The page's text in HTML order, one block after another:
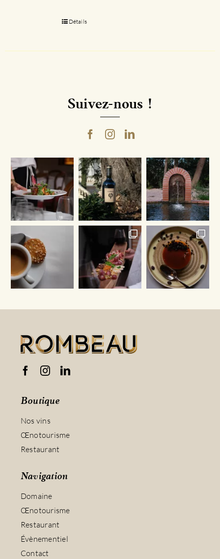
Détails
Suivez-nous !
Boutique
Nos vins
Œnotourisme
Restaurant
Navigation
Domaine
Œnotourisme
Restaurant
Évènementiel
Contact